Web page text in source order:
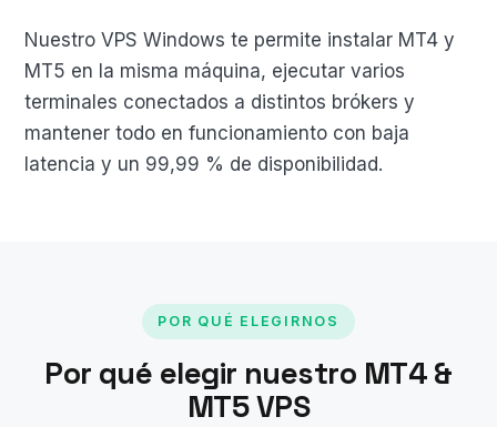
Nuestro VPS Windows te permite instalar MT4 y
MT5 en la misma máquina, ejecutar varios
terminales conectados a distintos brókers y
mantener todo en funcionamiento con baja
latencia y un 99,99 % de disponibilidad.
POR QUÉ ELEGIRNOS
Por qué elegir nuestro MT4 &
MT5 VPS